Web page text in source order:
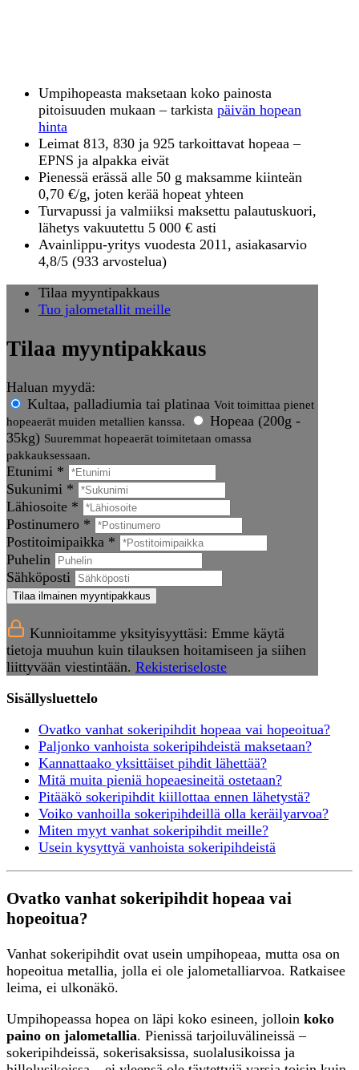
Umpihopeasta maksetaan koko painosta
pitoisuuden mukaan – tarkista päivän hopean
hinta
Leimat 813, 830 ja 925 tarkoittavat hopeaa –
EPNS ja alpakka eivät
Pienessä erässä alle 50 g maksamme kiinteän
0,70 €/g, joten kerää hopeat yhteen
Turvapussi ja valmiiksi maksettu palautuskuori,
lähetys vakuutettu 5 000 € asti
Avainlippu-yritys vuodesta 2011, asiakasarvio
4,8/5 (933 arvostelua)
Tilaa myyntipakkaus
Tuo jalometallit meille
Tilaa myyntipakkaus
Haluan myydä:
Kultaa, palladiumia tai platinaa Voit toimittaa pienet
hopeaerät muiden metallien kanssa.
Hopeaa (200g -
35kg) Suuremmat hopeaerät toimitetaan omassa
pakkauksessaan.
Etunimi *
Sukunimi *
Lähiosoite *
Postinumero *
Postitoimipaikka *
Puhelin
Sähköposti
Tilaa ilmainen myyntipakkaus
Kunnioitamme yksityisyyttäsi: Emme käytä
tietoja muuhun kuin tilauksen hoitamiseen ja siihen
liittyvään viestintään. Rekisteriseloste
Sisällysluettelo
Ovatko vanhat sokeripihdit hopeaa vai hopeoitua?
Paljonko vanhoista sokeripihdeistä maksetaan?
Kannattaako yksittäiset pihdit lähettää?
Mitä muita pieniä hopeaesineitä ostetaan?
Pitääkö sokeripihdit kiillottaa ennen lähetystä?
Voiko vanhoilla sokeripihdeillä olla keräilyarvoa?
Miten myyt vanhat sokeripihdit meille?
Usein kysyttyä vanhoista sokeripihdeistä
Ovatko vanhat sokeripihdit hopeaa vai
hopeoitua?
Vanhat sokeripihdit ovat usein umpihopeaa, mutta osa on
hopeoitua metallia, jolla ei ole jalometalliarvoa. Ratkaisee
leima, ei ulkonäkö.
Umpihopeassa hopea on läpi koko esineen, jolloin koko
paino on jalometallia. Pienissä tarjoiluvälineissä –
sokeripihdeissä, sokerisaksissa, suolalusikoissa ja